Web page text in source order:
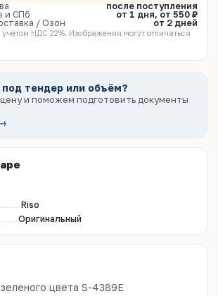
после поступления
и СПб
от 1 дня, от 550 ₽
/ Озон
от 2 дней
НДС 22%. Изображения могут отличаться
тендер или объём?
и поможем подготовить документы
Riso
Оригинальный
цвета S-4389E